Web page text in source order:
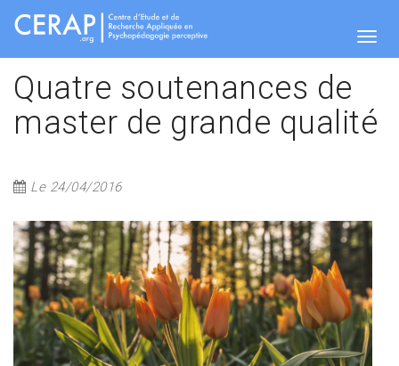
Skip
main
content
Quatre soutenances de
master de grande qualité
Le 24/04/2016